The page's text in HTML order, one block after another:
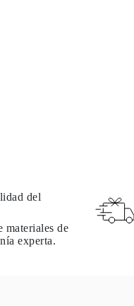
del
materiales de
experta.